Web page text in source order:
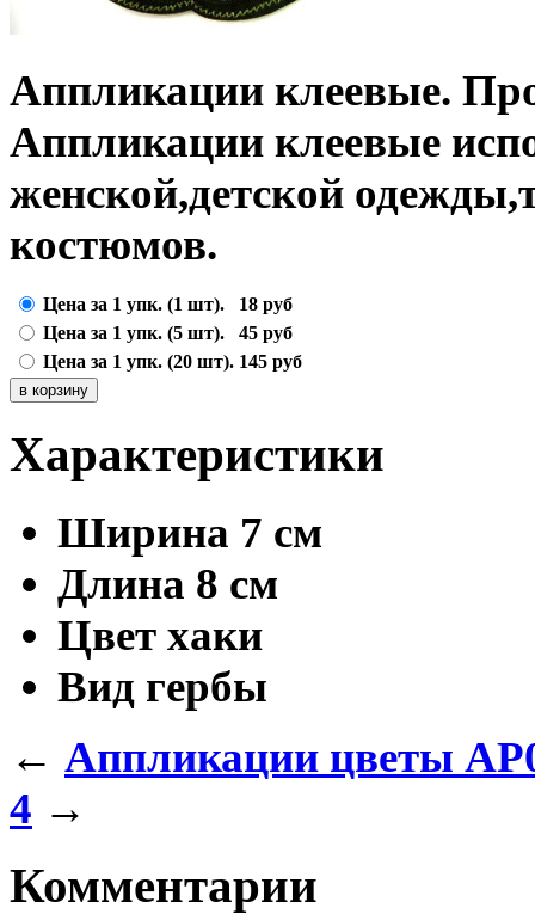
Аппликации клеевые.
Аппликации клеевые
женской,детской
костюмов.
Цена за 1 упк. (1 шт). 18 руб
Цена за 1 упк. (5 шт).
45 руб
Цена за 1 упк. (20 шт). 145 руб
Характеристики
Ширина 7 см
Длина 8 см
Цвет хаки
Вид гербы
← Аппликации цветы
4 →
Комментарии